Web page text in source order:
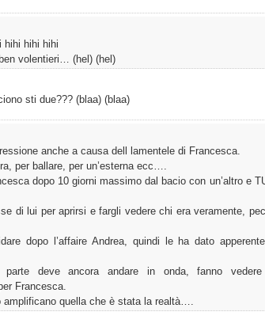
hihi hihi
volentieri… (hel) (hel)
sti due??? (blaa) (blaa)
anche a causa dell lamentele di Francesca.
per ballare, per un’esterna ecc….
dopo 10 giorni massimo dal bacio con un’altro e
di lui per aprirsi e fargli vedere chi era veramente,
dopo l’affaire Andrea, quindi le ha dato
deve ancora andare in onda, fanno vedere
Francesca.
amplificano quella che è stata la realtà….